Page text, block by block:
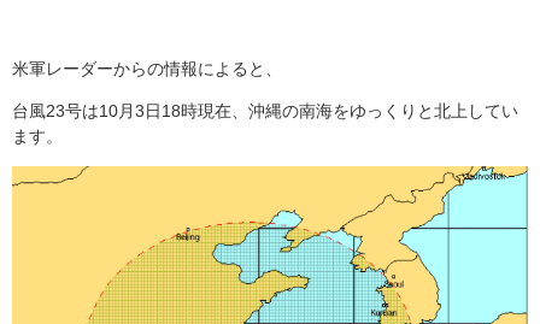
米軍レーダーからの情報によると、
台風23号は10月3日18時現在、沖縄の南海をゆっくりと北上してい
ます。